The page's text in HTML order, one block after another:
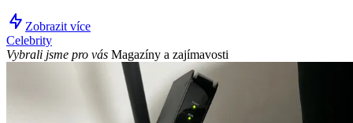
Zobrazit více
Celebrity
Vybrali jsme pro vás Magazíny a zajímavosti